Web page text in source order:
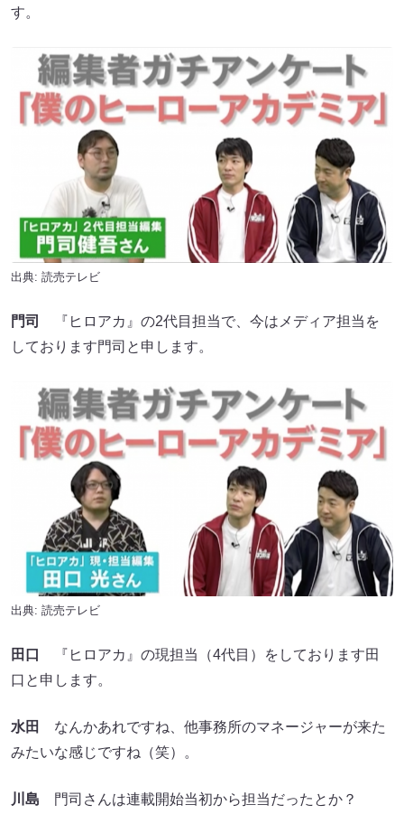
す。
出典: 読売テレビ
門司
『ヒロアカ』の2代目担当で、今はメディア担当を
しております門司と申します。
出典: 読売テレビ
田口
『ヒロアカ』の現担当（4代目）をしております田
口と申します。
水田
なんかあれですね、他事務所のマネージャーが来た
みたいな感じですね（笑）。
川島 門司さんは連載開始当初から担当だったとか？